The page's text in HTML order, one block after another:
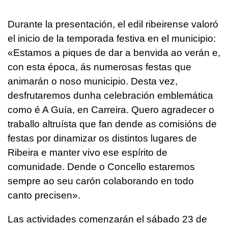
Durante la presentación, el edil ribeirense valoró
el inicio de la temporada festiva en el municipio:
«Estamos a piques de dar a benvida ao verán e,
con esta época, ás numerosas festas que
animarán o noso municipio. Desta vez,
desfrutaremos dunha celebración emblemática
como é A Guía, en Carreira. Quero agradecer o
traballo altruísta que fan dende as comisións de
festas por dinamizar os distintos lugares de
Ribeira e manter vivo ese espírito de
comunidade. Dende o Concello estaremos
sempre ao seu carón colaborando en todo
canto precisen».
Las actividades comenzarán el sábado 23 de